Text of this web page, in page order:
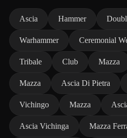
Ascia Hammer
Warhammer Ceremonial
Tribale Club Mazza
Mazza Ascia Di Pietra
Vichingo Mazza
Ascia Vichinga Mazza